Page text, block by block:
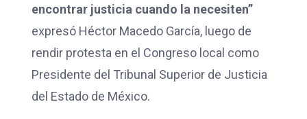
encontrar justicia cuando la necesiten”
expresó Héctor Macedo García, luego de
rendir protesta en el Congreso local como
Presidente del Tribunal Superior de Justicia
del Estado de México.